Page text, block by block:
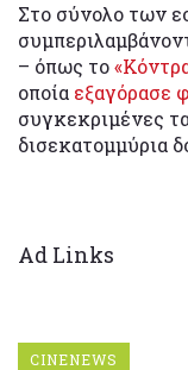
Στο σύνολο των
– όπως το
οποία εξαγόρασε
συγκεκριμένες
δισεκατομμύρια
Ad Links
CINENEWS